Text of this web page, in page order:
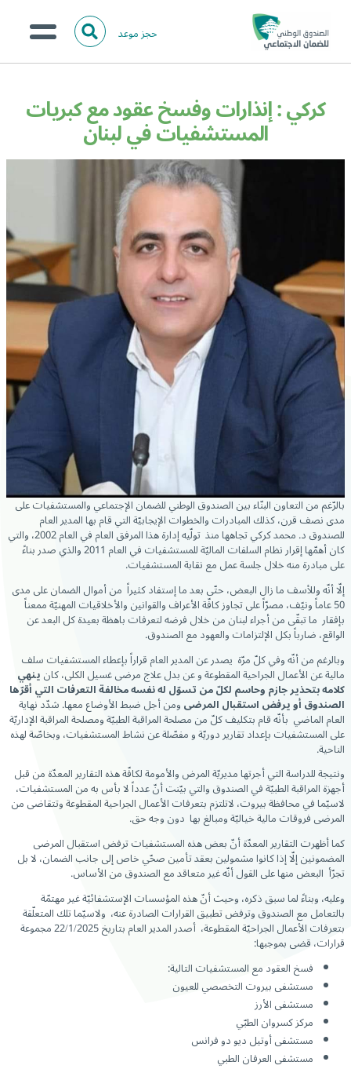
حجز موعد ا
ل
ث
الخدمات الالكترونية
المركز الإعلامي
تواصل معنا
البحث
كركي : إنذارات وفسخ عقود مع كبريات
المستشفيات في لبنان
بالرّغم من التعاون البنّاء بين الصندوق الوطني للضمان الإجتماعي والمستشفيات على
مدى نصف قرن، كذلك المبادرات والخطوات الإيجابيّة التي قام بها المدير العام
للصندوق د. محمد كركي تجاهها منذ تولّيه إدارة هذا المرفق العام في العام 2002، والتي
كان أهمّها إقرار نظام السلفات الماليّة للمستشفيات في العام 2011 والذي صدر بناءً
على مبادرة منه خلال جلسة عمل مع نقابة المستشفيات.
إلّا أنّه وللأسف ما زال البعض، حتّى بعد ما إستفاد كثيراً من أموال الضمان على مدى
50 عاماً ونيّف، مصرّاً على تجاوز كافّة الأعراف والقوانين والأخلاقيات المهنيّة ممعناً
بإفقار ما تبقّى من أجراء لبنان من خلال فرضه لتعرفات باهظة بعيدة كل البعد عن
الواقع، ضارباً بكل الإلتزامات والعهود مع الصندوق.
وبالرغم من أنّه وفي كلّ مرّة يصدر عن المدير العام قراراً بإعطاء المستشفيات سلف
مالية عن الأعمال الجراحية المقطوعة و عن بدل علاج مرضى غسيل الكلى، كانينهي
كلامه بتحذير جازم وحاسم لكلّ من تسوّل له نفسه مخالفة التعرفات التي أقرّها
الصندوق أو يرفض استقبال المرضىومن أجل ضبط الأوضاع معها. شدّد نهاية
العام الماضي بأنّه قام بتكليف كلّ من مصلحة المراقبة الطبيّة ومصلحة المراقبة الإداريّة
على المستشفيات بإعداد تقارير دوريّة و مفصّلة عن نشاط المستشفيات، وبخاصّة لهذه
الناحية.
ونتيجة للدراسة التي أجرتها مديريّة المرض والأمومة لكافّة هذه التقارير المعدّة من قبل
أجهزة المراقبة الطبيّة في الصندوق والتي بيّنت أنّ عدداً لا بأس به من المستشفيات،
لاسيّما في محافظة بيروت، لاتلتزم بتعرفات الأعمال الجراحية المقطوعة وتتقاضى من
المرضى فروقات مالية خياليّة ومبالغ بها دون وجه حق.
كما أظهرت التقارير المعدّة أنّ بعض هذه المستشفيات ترفض استقبال المرضى
المضمونين إلّا إذا كانوا مشمولين بعقد تأمين صحّي خاص إلى جانب الضمان، لا بل
تجرّأ البعض منها على القول أنّه غير متعاقد مع الصندوق من الأساس.
وعليه، وبناءً لما سبق ذكره، وحيث أنّ هذه المؤسسات الإستشفائيّة غير مهتمّة
بالتعامل مع الصندوق وترفض تطبيق القرارات الصادرة عنه، ولاسيّما تلك المتعلّقة
بتعرفات الأعمال الجراحيّة المقطوعة، أصدر المدير العام بتاريخ 22/1/2025 مجموعة
قرارات، قضى بموجبها:
فسخ العقود مع المستشفيات التالية:
مستشفى بيروت التخصصي للعيون
مستشفى الأرز
مركز كسروان الطبّي
مستشفى أوتيل ديو دو فرانس
مستشفى العرفان الطبي